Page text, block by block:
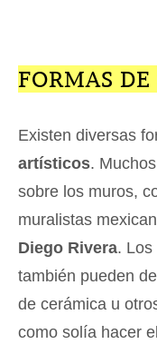
FORMAS
Existen diversas
artísticos.
sobre los muros,
muralistas
Diego Rivera. Los
también pueden
de cerámica u
como solía hacer